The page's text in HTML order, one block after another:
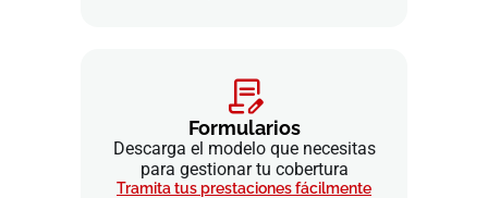
Formularios
Descarga el modelo que necesitas
para gestionar tu cobertura
Tramita tus prestaciones fácilmente